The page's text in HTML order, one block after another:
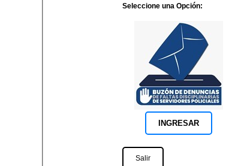
Seleccione una Opción:
Salir